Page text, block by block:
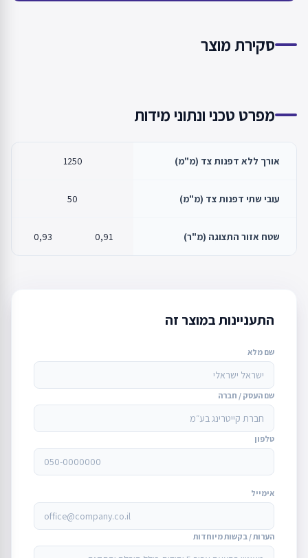
סקירת מוצר
מפרט טכני ונתוני מידות
אורך ללא דפנות צד (מ"מ) 1250
עובי שתי דפנות צד (מ"מ) 50
שטח אזור התצוגה (מ"ר) 0,91
0,93
התעניינות במוצר זה
שם מלא
שם העסק / חברה
טלפון
אימייל
הערות / בקשות מיוחדות